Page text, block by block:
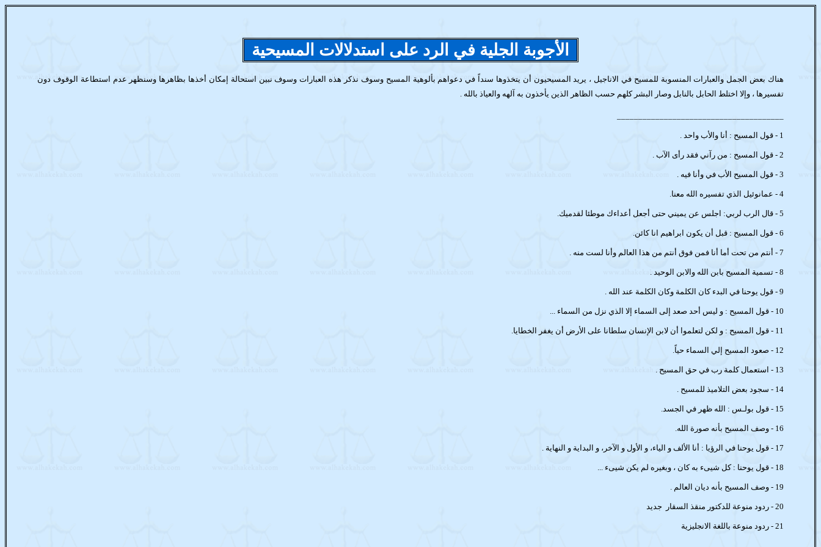
الأجوبة الجلية في الرد على استدلالات المسيحية
هناك بعض الجمل والعبارات المنسوبة للمسيح في الاناجيل ، يريد المسيحيون أن يتخذوها سنداً في دعواهم بألوهية المسيح وسوف نذكر هذه العبارات وسوف نبين استحالة إمكان أخذها بظاهرها وسنظهر عدم استطاعة الوقوف دون
تفسيرها ، وإلا اختلط الحابل بالنابل وصار البشر كلهم حسب الظاهر الذين يأخذون به آلهه والعياذ بالله .
1 - قول المسيح : أنا والأب واحد .
2 - قول المسيح : من رآني فقد رأى الآب .
3 - قول المسيح الأب في وأنا فيه .
4 - عمانوئيل الذي تفسيره الله معنا.
5 - قال الرب لربي: اجلس عن يميني حتى أجعل أعداءك موطئا لقدميك.
6 - قول المسيح : قبل أن يكون ابراهيم انا كائن.
7 - أنتم من تحت أما أنا فمن فوق أنتم من هذا العالم وأنا لست منه .
8 - تسمية المسيح بابن الله والابن الوحيد .
9 - قول يوحنا في البدء كان الكلمة وكان الكلمة عند الله .
10 - قول المسيح : و ليس أحد صعد إلى السماء إلا الذي نزل من السماء ...
11 - قول المسيح : و لكن لتعلموا أن لابن الإنسان سلطانا على الأرض أن يغفر الخطايا.
12 - صعود المسيح إلي السماء حياً.
13 - استعمال كلمة رب في حق المسيح .
14 - سجود بعض التلاميذ للمسيح .
15 - قول بولـس : الله ظهر في الجسد.
16 - وصف المسيح بأنه صورة الله.
17 - قول يوحنا في الرؤيا : أنا الألف و الياء، و الأول و الآخر، و البداية و النهاية .
18 - قول يوحنا : كل شيىء به كان ، وبغيره لم يكن شيىء ...
19 - وصف المسيح بأنه ديان العالم .
20 - ردود منوعة للدكتور منقذ السقار جديد
21 - ردود منوعة باللغة الانجليزية